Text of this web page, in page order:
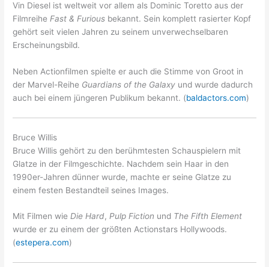
Vin Diesel ist weltweit vor allem als Dominic Toretto aus der
FilmreiheFast & Furious bekannt. Sein komplett rasierter Kopf
gehört seit vielen Jahren zu seinem unverwechselbaren
Erscheinungsbild.
Neben Actionfilmen spielte er auch die Stimme von Groot in
der Marvel-Reihe Guardians of the Galaxy und wurde dadurch
auch bei einem jüngeren Publikum bekannt. (baldactors.com)
Bruce Willis
Bruce Willis gehört zu den berühmtesten Schauspielern mit
Glatze in der Filmgeschichte. Nachdem sein Haar in den
1990er-Jahren dünner wurde, machte er seine Glatze zu
einem festen Bestandteil seines Images.
Mit Filmen wieDie Hard,Pulp Fiction und The Fifth Element
wurde er zu einem der größten Actionstars Hollywoods.
(estepera.com)